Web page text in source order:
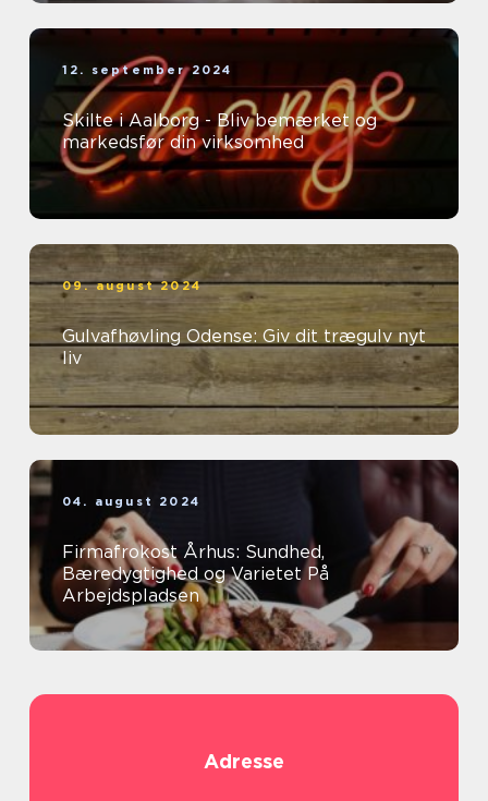
12. september 2024
Skilte i Aalborg - Bliv bemærket og
markedsfør din virksomhed
09. august 2024
Gulvafhøvling Odense: Giv dit trægulv nyt
liv
04. august 2024
Firmafrokost Århus: Sundhed,
Bæredygtighed og Varietet På
Arbejdspladsen
Adresse